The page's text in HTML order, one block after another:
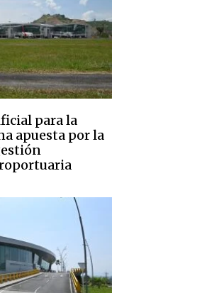
para la
apuesta por la